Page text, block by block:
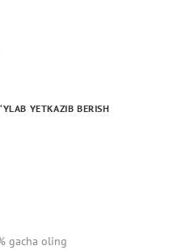
YETKAZIB BERISH
gacha oling